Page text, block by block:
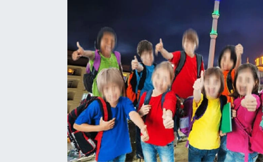
Teknoloji
Kültür Sanat
Hasköy